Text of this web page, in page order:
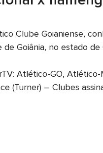
Clube Goianiense,
Goiânia, no estado de
Atlético-GO,
(Turner) – Clubes